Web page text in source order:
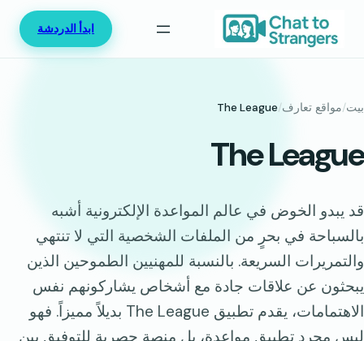
ابدأ الدردشة
بيت/مواقع تعارف/
The League
The League
قد يبدو الخوض في عالم المواعدة الإلكترونية أشبه
بالسباحة في بحرٍ من الملفات الشخصية التي لا تنتهي
والتمريرات السريعة. بالنسبة للمهنيين الطموحين الذين
يبحثون عن علاقات جادة مع أشخاص يشاركونهم نفس
الاهتمامات، يقدم تطبيق The League بديلاً مميزاً. فهو
ليس مجرد تطبيق مواعدة، بل منصة حصرية للتوفيق بين